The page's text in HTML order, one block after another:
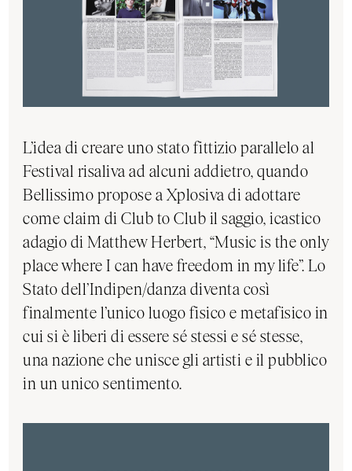
L’idea di creare uno stato fittizio parallelo al
Festival risaliva ad alcuni addietro, quando
Bellissimo propose a Xplosiva di adottare
come claim di Club to Club il saggio, icastico
adagio di Matthew Herbert, “Music is the only
place where I can have freedom in my life”. Lo
Stato dell’Indipen/danza diventa così
finalmente l’unico luogo fisico e metafisico in
cui si è liberi di essere sé stessi e sé stesse,
una nazione che unisce gli artisti e il pubblico
in un unico sentimento.